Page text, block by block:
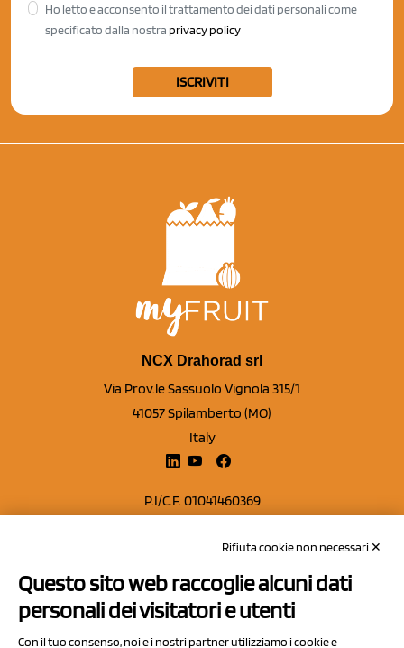
Ho letto e acconsento il trattamento dei dati personali come
specificato dalla nostra privacy policy
ISCRIVITI
NCX Drahorad srl
Via Prov.le Sassuolo Vignola 315/1
41057 Spilamberto (MO)
Italy
P.I/C.F. 01041460369
Capitale sociale Euro 50.000,00 i.v.
Contatti
Rifiuta cookie non necessari ✕
Questo sito web raccoglie alcuni dati
personali dei visitatori e utenti
Con il tuo consenso, noi e i nostri partner utilizziamo i cookie e